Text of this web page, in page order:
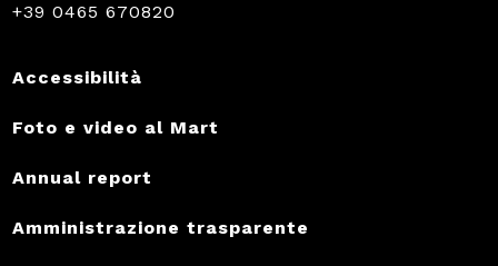
+39 0465 670820
Accessibilità
Foto e video al Mart
Annual report
Amministrazione trasparente